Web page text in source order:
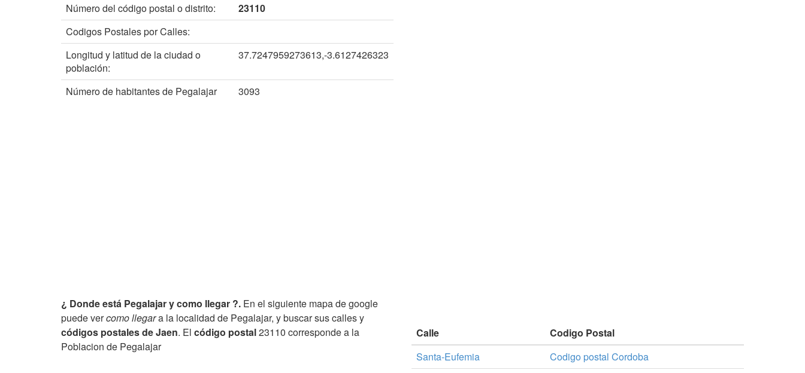
Número del código postal o distrito:
23110
Codigos Postales por Calles:
Longitud y latitud de la ciudad o
población:
37.7247959273613,-3.6127426323
Número de habitantes de Pegalajar 3093
¿ Donde está Pegalajar y como llegar ?. En el siguiente mapa de google
puede vercomo llegara la localidad de Pegalajar, y buscar sus calles y
códigos postales de Jaen. El código postal23110 corresponde a la
Poblacion de Pegalajar
Calle
Codigo Postal
Santa-Eufemia
Codigo postal Cordoba